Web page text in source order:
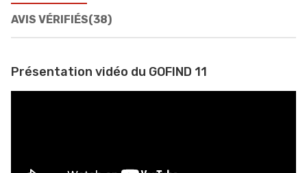
AVIS VÉRIFIÉS(38)
Présentation vidéo du GOFIND 11